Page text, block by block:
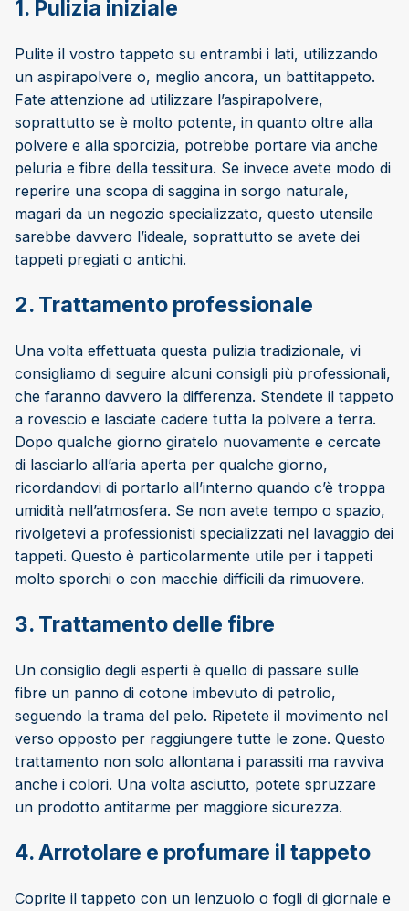
1. Pulizia iniziale
Pulite il vostro tappeto su entrambi i lati, utilizzando
un aspirapolvere o, meglio ancora, un battitappeto.
Fate attenzione ad utilizzare l’aspirapolvere,
soprattutto se è molto potente, in quanto oltre alla
polvere e alla sporcizia, potrebbe portare via anche
peluria e fibre della tessitura. Se invece avete modo di
reperire una scopa di saggina in sorgo naturale,
magari da un negozio specializzato, questo utensile
sarebbe davvero l’ideale, soprattutto se avete dei
tappeti pregiati o antichi.
2. Trattamento professionale
Una volta effettuata questa pulizia tradizionale, vi
consigliamo di seguire alcuni consigli più professionali,
che faranno davvero la differenza. Stendete il tappeto
a rovescio e lasciate cadere tutta la polvere a terra.
Dopo qualche giorno giratelo nuovamente e cercate
di lasciarlo all’aria aperta per qualche giorno,
ricordandovi di portarlo all’interno quando c’è troppa
umidità nell’atmosfera. Se non avete tempo o spazio,
rivolgetevi a professionisti specializzati nel lavaggio dei
tappeti. Questo è particolarmente utile per i tappeti
molto sporchi o con macchie difficili da rimuovere.
3. Trattamento delle fibre
Un consiglio degli esperti è quello di passare sulle
fibre un panno di cotone imbevuto di petrolio,
seguendo la trama del pelo. Ripetete il movimento nel
verso opposto per raggiungere tutte le zone. Questo
trattamento non solo allontana i parassiti ma ravviva
anche i colori. Una volta asciutto, potete spruzzare
un prodotto antitarme per maggiore sicurezza.
4. Arrotolare e profumare il tappeto
Coprite il tappeto con un lenzuolo o fogli di giornale e